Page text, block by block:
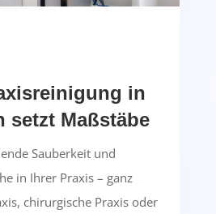
in
setzt Maßstäbe
Sauberkeit und
in Ihrer Praxis – ganz
chirurgische Praxis oder